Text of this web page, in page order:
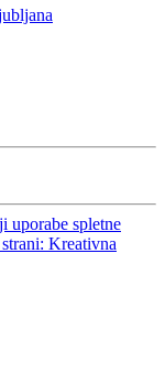
uporabe spletne
Kreativna